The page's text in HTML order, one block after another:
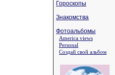
Гороскопы
Знакомства
Фотоальбомы
America views
Personal
Создай свой альбом